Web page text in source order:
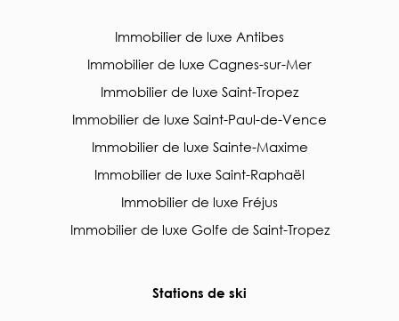
Immobilier de luxe Antibes
Immobilier de luxe Cagnes-sur-Mer
Immobilier de luxe Saint-Tropez
Immobilier de luxe Saint-Paul-de-Vence
Immobilier de luxe Sainte-Maxime
Immobilier de luxe Saint-Raphaël
Immobilier de luxe Fréjus
Immobilier de luxe Golfe de Saint-Tropez
Stations de ski